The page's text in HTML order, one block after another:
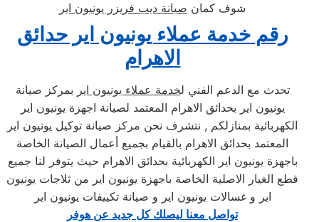
شوف كمان صيانة ديب فريزر يونيون اير
رقم خدمة عملاء يونيون اير حدائق
الاهرام
تحدث مع الدعم الفني لخدمة عملاء يونيون اير بمركز صيانة
يونيون اير بحدائق الاهرام المعتمد لصيانة اجهزة يونيون اير
الكهربائية بمنازلكم , نتشرف نحن مركز صيانة توكيل يونيون اير
المعتمد بحدائق الاهرام بالقيام بجميع أعمال الصيانة الخاصة
باجهزة يونيون اير الكهربائية بحدائق الاهرام حيث يتوفر لنا جميع
قطع الغيار الاصلية الخاصة باجهزة يونيون اير من ثلاجات يونيون
اير و غسالات يونيون اير و صيانة تكييفات يونيون اير
تواصل معنا ليصلك كل جديد عن هوفر